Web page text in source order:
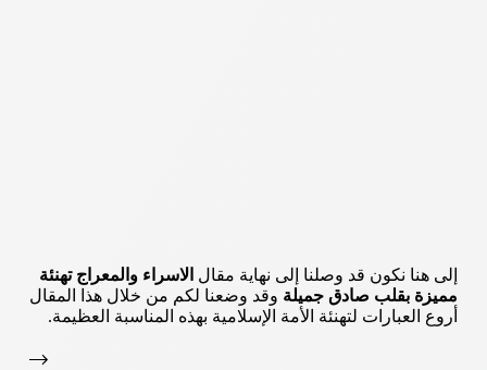
إلى هنا نكون قد وصلنا إلى نهاية مقال الاسراء والمعراج تهنئة
مميزة بقلب صادق جميلة وقد وضعنا لكم من خلال هذا المقال
أروع العبارات لتهنئة الأمة الإسلامية بهذه المناسبة العظيمة.